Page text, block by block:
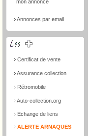
mon annonce
Annonces par email
Certificat de vente
Assurance collection
Rétromobile
Auto-collection.org
Echange de liens
ALERTE ARNAQUES